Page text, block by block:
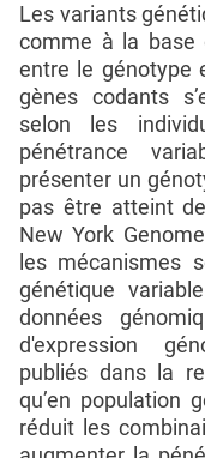
Les variants
comme à la base
entre le génotype
gènes codants
selon les
pénétrance
présenter un
pas être atteint
New York
les mécanismes
génétique
données
d'expression
publiés dans la
qu’en population
réduit les